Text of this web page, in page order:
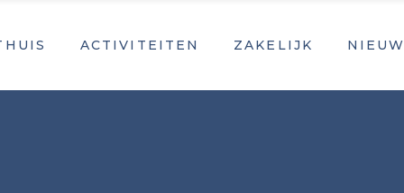
ACTIVITEITEN ZAKELIJK